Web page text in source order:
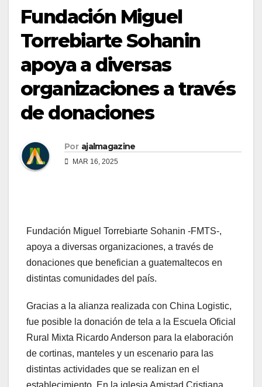
Fundación Miguel
Torrebiarte Sohanin
apoya a diversas
organizaciones a través
de donaciones
Por ajalmagazine
MAR 16, 2025
Fundación Miguel Torrebiarte Sohanin -FMTS-,
apoya a diversas organizaciones, a través de
donaciones que benefician a guatemaltecos en
distintas comunidades del país.
Gracias a la alianza realizada con China Logistic,
fue posible la donación de tela a la Escuela Oficial
Rural Mixta Ricardo Anderson para la elaboración
de cortinas, manteles y un escenario para las
distintas actividades que se realizan en el
establecimiento. En la iglesia Amistad Cristiana